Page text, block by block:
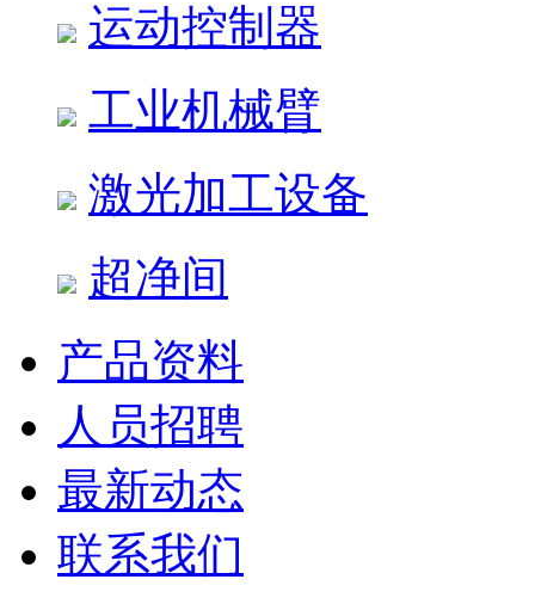
运动控制器
工业机械臂
激光加工设备
超净间
产品资料
人员招聘
最新动态
联系我们